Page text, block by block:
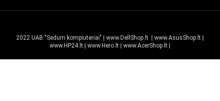
2022 UAB "Sedum kompiuteriai" |www.DellShop.lt|www.AsusShop.lt|